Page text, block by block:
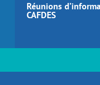
Réunions
CAFDES